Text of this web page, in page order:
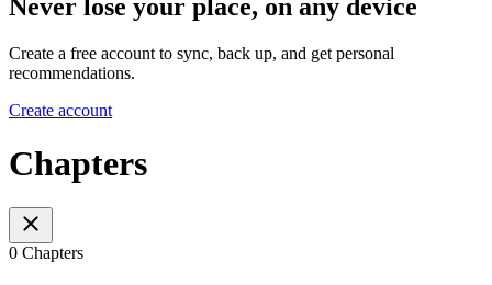
Never lose your place, on any device
Create a free account to sync, back up, and get personal
recommendations.
Create account
Chapters
0 Chapters